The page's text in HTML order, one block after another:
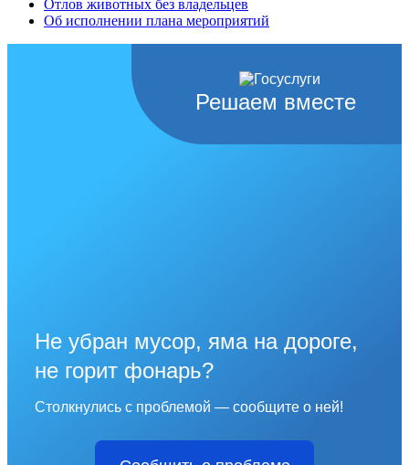
Отлов животных без владельцев
Об исполнении плана мероприятий
Решаем вместе
Не убран мусор, яма на дороге,
не горит фонарь?
Столкнулись с проблемой — сообщите о ней!